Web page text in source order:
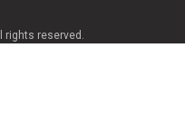
rights reserved.